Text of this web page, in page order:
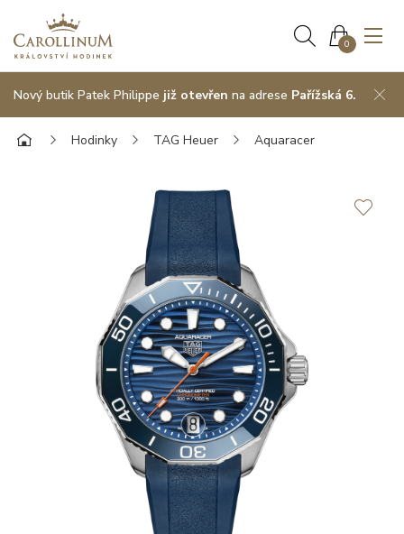
0
Nový butik Patek Philippe již otevřen na adrese Pařížská 6.
Hodinky TAG Heuer Aquaracer